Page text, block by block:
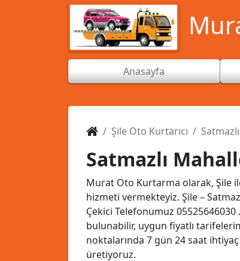
Anasayfa
Şile Oto Kurtarıcı
Satmazlı
Murat Oto Kurtarma olarak, Şile
hizmeti vermekteyiz. Şile –
Çekici Telefonumuz 05525646030
bulunabilir, uygun fiyatlı
noktalarında 7 gün 24 saat
üretiyoruz.